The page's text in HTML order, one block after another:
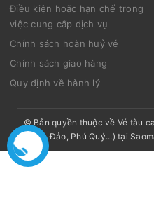
Điều kiện hoặc hạn chế trong
việc cung cấp dịch vụ
Chính sách hoàn huỷ vé
Chính sách giao hàng
Quy định về hành lý
© Bản quyền thuộc về Vé tàu
Côn Đảo, Phú Quý...) tại